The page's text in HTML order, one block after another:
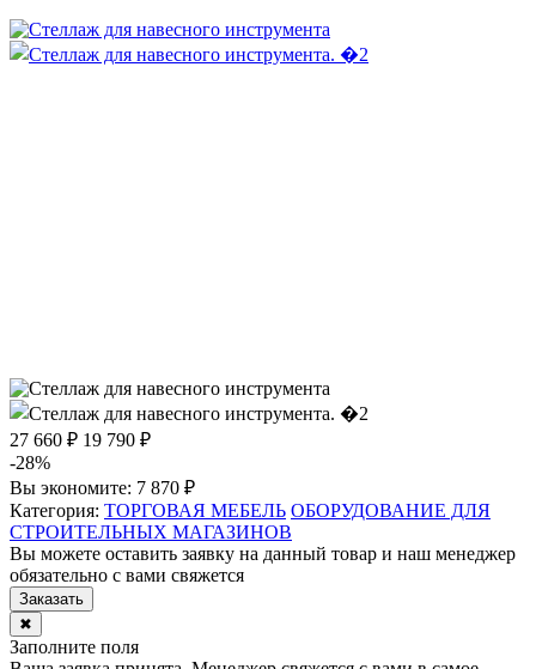
27 660 ₽ 19 790 ₽
-28%
Вы экономите: 7 870 ₽
Категория: ТОРГОВАЯ МЕБЕЛЬ ОБОРУДОВАНИЕ ДЛЯ
СТРОИТЕЛЬНЫХ МАГАЗИНОВ
Вы можете оставить заявку на данный товар и наш менеджер
обязательно с вами свяжется
Заказать
✖
Заполните поля